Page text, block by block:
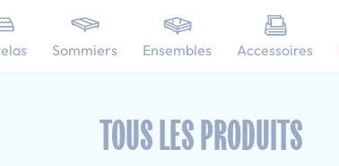
Sommiers Ensembles Accessoires
cm
TOUS LES PRODUITS